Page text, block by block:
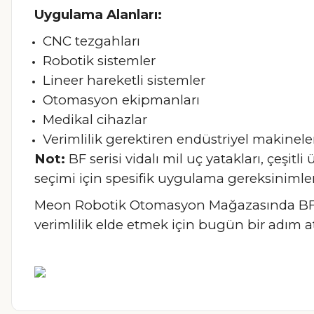
Uygulama Alanları:
CNC tezgahları
Robotik sistemler
Lineer hareketli sistemler
Otomasyon ekipmanları
Medikal cihazlar
Verimlilik gerektiren endüstriyel
Not: BF serisi vidalı mil uç yatakları,
seçimi için spesifik uygulama
Meon Robotik Otomasyon Mağazasında
verimlilik elde etmek için bugün bir adım